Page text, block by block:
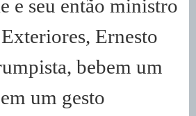
e seu então ministro
Ernesto
bebem um
um gesto